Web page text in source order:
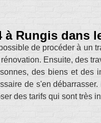
Rungis dans
de procéder à un
Ensuite, des
des biens et des
de s'en débarrasser.
des tarifs qui sont très